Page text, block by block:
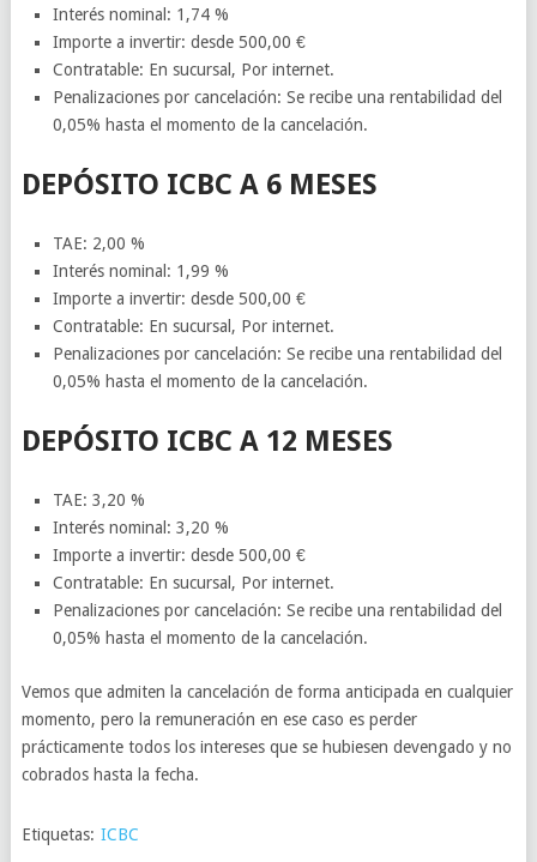
Interés nominal: 1,74 %
Importe a invertir: desde 500,00 €
Contratable: En sucursal, Por internet.
Penalizaciones por cancelación: Se recibe una rentabilidad del
0,05% hasta el momento de la cancelación.
DEPÓSITO ICBC A 6 MESES
TAE: 2,00 %
Interés nominal: 1,99 %
Importe a invertir: desde 500,00 €
Contratable: En sucursal, Por internet.
Penalizaciones por cancelación: Se recibe una rentabilidad del
0,05% hasta el momento de la cancelación.
DEPÓSITO ICBC A 12 MESES
TAE: 3,20 %
Interés nominal: 3,20 %
Importe a invertir: desde 500,00 €
Contratable: En sucursal, Por internet.
Penalizaciones por cancelación: Se recibe una rentabilidad del
0,05% hasta el momento de la cancelación.
Vemos que admiten la cancelación de forma anticipada en cualquier
momento, pero la remuneración en ese caso es perder
prácticamente todos los intereses que se hubiesen devengado y no
cobrados hasta la fecha.
Etiquetas: ICBC